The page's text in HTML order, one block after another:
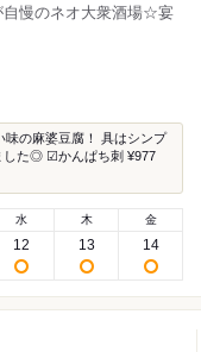
自慢のネオ大衆酒場☆宴
味の麻婆豆腐！ 具はシンプ
した◎ ︎︎︎︎☑︎かんぱち刺 ¥977
水
12
木
13
金
14